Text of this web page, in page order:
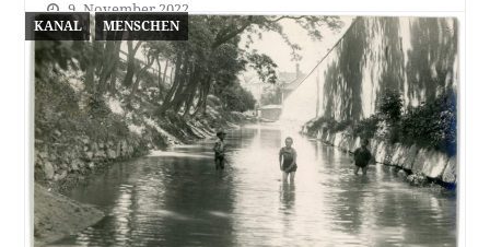
9. November 2022
Beim Durchsuchen der Archivdatenbank ist mir
dieses Bild besonders wegen der bunten Farben und
dem…
KANAL MENSCHEN